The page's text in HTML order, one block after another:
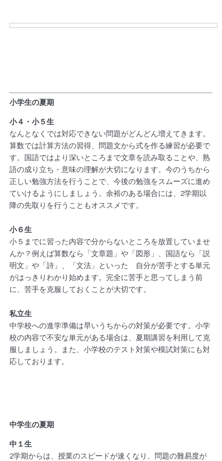
小学生の夏期
小４・小５生
なんとなくでは対応できない問題がどんどん増えてきます。
算数では計算方法の習得、問題文から式を作る練習が必要で
す。国語ではより深いところまで文章を読み取ることや、熟
語の成り立ち・意味の理解が大切になります。今のうちから
正しい勉強方法を行うことで、今後の勉強をスムーズに進め
ていけるようにしましょう。余裕のある場合には、2学期以
降の先取りを行うこともオススメです。
小６生
小５までに習った内容で分からないところを放置していませ
んか？例えば算数なら「文章題」や「図形」、国語なら「説
明文」や「詩」、「文法」といった 自分が苦手とする単元
がはっきりわかり始めます。完全に苦手と思ってしまう前
に、苦手を克服しておくことが大切です。
私立生
中学校への進学準備は早いうちからの対策が必要です。小学
校の内容で不安な単元がある場合は、夏期講習を利用して克
服しましょう。また、小学校のテスト対策や模試対策にも対
応しております。
中学生の夏期
中１生
2学期からは、授業のスピードが速くなり、問題の難易度が